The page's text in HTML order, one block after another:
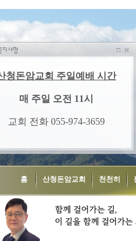
홈 산청돈암교회 천천히